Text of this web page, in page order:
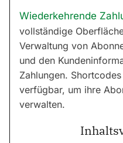
Wiederkehrende
vollständige
Verwaltung von
und den
Zahlungen.
verfügbar, um ihre
verwalten.